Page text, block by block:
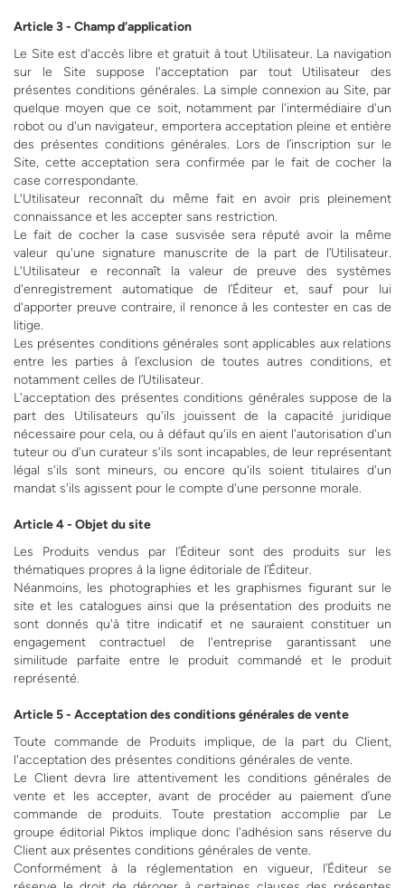
Article 3 - Champ d’application
Le Site est d'accès libre et gratuit à tout Utilisateur. La navigation
sur le Site suppose l'acceptation par tout Utilisateur des
présentes conditions générales. La simple connexion au Site, par
quelque moyen que ce soit, notamment par l'intermédiaire d'un
robot ou d'un navigateur, emportera acceptation pleine et entière
des présentes conditions générales. Lors de l’inscription sur le
Site, cette acceptation sera confirmée par le fait de cocher la
case correspondante.
L'Utilisateur reconnaît du même fait en avoir pris pleinement
connaissance et les accepter sans restriction.
Le fait de cocher la case susvisée sera réputé avoir la même
valeur qu'une signature manuscrite de la part de l’Utilisateur.
L'Utilisateur e reconnaît la valeur de preuve des systèmes
d'enregistrement automatique de l’Éditeur et, sauf pour lui
d'apporter preuve contraire, il renonce à les contester en cas de
litige.
Les présentes conditions générales sont applicables aux relations
entre les parties à l’exclusion de toutes autres conditions, et
notamment celles de l’Utilisateur.
L'acceptation des présentes conditions générales suppose de la
part des Utilisateurs qu'ils jouissent de la capacité juridique
nécessaire pour cela, ou à défaut qu'ils en aient l'autorisation d'un
tuteur ou d'un curateur s'ils sont incapables, de leur représentant
légal s'ils sont mineurs, ou encore qu'ils soient titulaires d'un
mandat s'ils agissent pour le compte d'une personne morale.
Article 4 - Objet du site
Les Produits vendus par l’Éditeur sont des produits sur les
thématiques propres à la ligne éditoriale de l’Éditeur.
Néanmoins, les photographies et les graphismes figurant sur le
site et les catalogues ainsi que la présentation des produits ne
sont donnés qu'à titre indicatif et ne sauraient constituer un
engagement contractuel de l'entreprise garantissant une
similitude parfaite entre le produit commandé et le produit
représenté.
Article 5 - Acceptation des conditions générales de vente
Toute commande de Produits implique, de la part du Client,
l'acceptation des présentes conditions générales de vente.
Le Client devra lire attentivement les conditions générales de
vente et les accepter, avant de procéder au paiement d’une
commande de produits. Toute prestation accomplie par Le
groupe éditorial Piktos implique donc l'adhésion sans réserve du
Client aux présentes conditions générales de vente.
Conformément à la réglementation en vigueur, l’Éditeur se